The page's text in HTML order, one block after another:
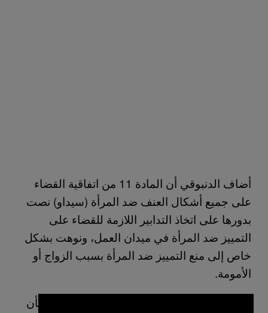
أضاف الدنبوقي أن المادة 11 من اتفاقية القضاء
على جميع أشكال العنف ضد المرأة (سيداو) نصت
بدورها على اتخاذ التدابير اللازمة للقضاء على
التمييز ضد المرأة في ميدان العمل، ونوهت بشكل
خاص إلى منع التمييز ضد المرأة بسبب الزواج أو
الأمومة.
ونصت الاتفاقية العربية رقم (5) لسنة 1976 بشأن